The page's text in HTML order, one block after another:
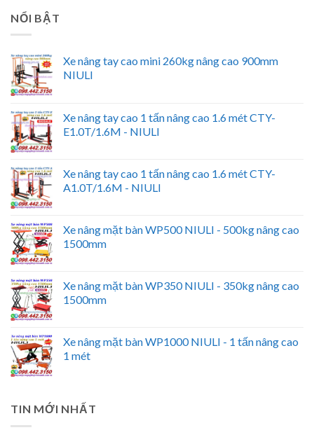
NỔI BẬT
Xe nâng tay cao mini 260kg nâng cao 900mm
NIULI
Xe nâng tay cao 1 tấn nâng cao 1.6 mét CTY-
E1.0T/1.6M - NIULI
Xe nâng tay cao 1 tấn nâng cao 1.6 mét CTY-
A1.0T/1.6M - NIULI
Xe nâng mặt bàn WP500 NIULI - 500kg nâng cao
1500mm
Xe nâng mặt bàn WP350 NIULI - 350kg nâng cao
1500mm
Xe nâng mặt bàn WP1000 NIULI - 1 tấn nâng cao
1 mét
TIN MỚI NHẤT